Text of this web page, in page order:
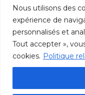
Nous utilisons des
expérience de
personnalisés et
Tout accepter »,
cookies. Politique